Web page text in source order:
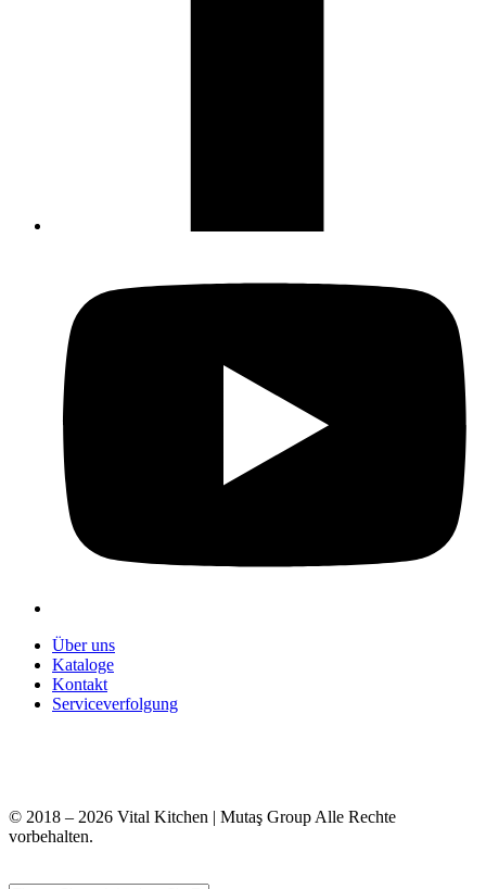
Über uns
Kataloge
Kontakt
Serviceverfolgung
© 2018 – 2026 Vital Kitchen | Mutaş Group Alle Rechte
vorbehalten.